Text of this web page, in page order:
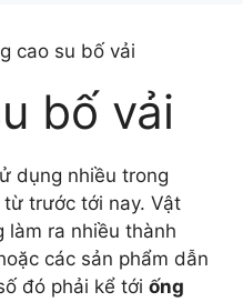
cao su bố vải
bố vải
dụng nhiều trong
trước tới nay. Vật
làm ra nhiều thành
các sản phẩm dẫn
đó phải kể tới ống